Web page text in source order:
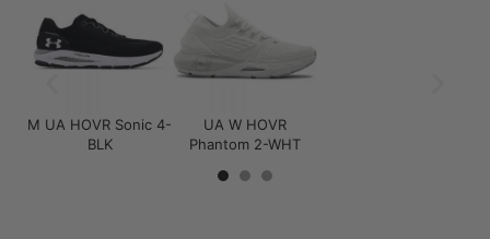
M UA HOVR Sonic 4-
BLK
UA W HOVR
Phantom 2-WHT